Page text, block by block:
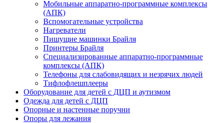
Мобильные аппаратно-программные комплексы
(АПК)
Вспомогательные устройства
Нагреватели
Пишущие машинки Брайля
Принтеры Брайля
Специализированные аппаратно-программные
комплексы (АПК)
Телефоны для слабовидящих и незрячих людей
Тифлофлешплееры
Оборудование для детей с ДЦП и аутизмом
Одежда для детей с ДЦП
Опорные и настенные поручни
Опоры для лежания